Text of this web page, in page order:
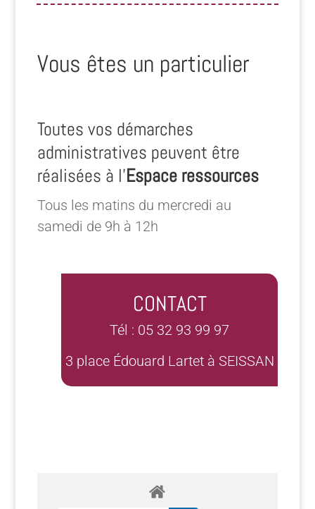
Vous êtes un particulier
Toutes vos démarches
administratives peuvent être
réalisées à l’Espace ressources
Tous les matins du mercredi au
samedi de 9h à 12h
CONTACT
Tél : 05 32 93 99 97
3 place Édouard Lartet à SEISSAN